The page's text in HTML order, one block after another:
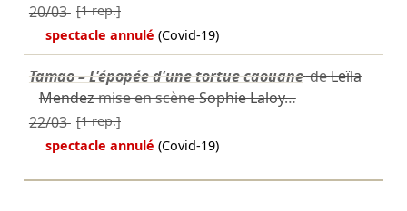
20/03 [1 rep.]
spectacle annulé(Covid-19)
Tamao – L'épopée d'une tortue caouanedeLeïla
Mendezmise en scèneSophie Laloy…
22/03 [1 rep.]
spectacle annulé(Covid-19)